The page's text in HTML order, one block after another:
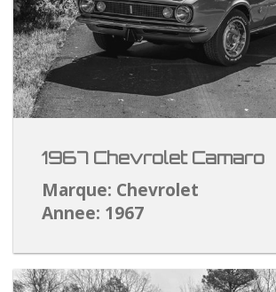
1967 Chevrolet Camaro
Marque: Chevrolet
Annee: 1967